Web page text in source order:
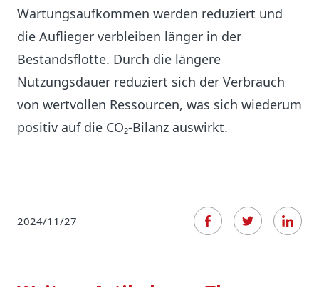
Wartungsaufkommen werden reduziert und
die Auflieger verbleiben länger in der
Bestandsflotte. Durch die längere
Nutzungsdauer reduziert sich der Verbrauch
von wertvollen Ressourcen, was sich wiederum
positiv auf die CO₂-Bilanz auswirkt.
2024/11/27